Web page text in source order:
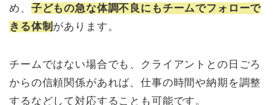
め、 子どもの急な体調不良にもチームでフォローで
きる体制 があります。
チームではない場合でも、クライアントとの日ごろ
からの信頼関係があれば、仕事の時間や納期を調整
するなどして対応することも可能です。